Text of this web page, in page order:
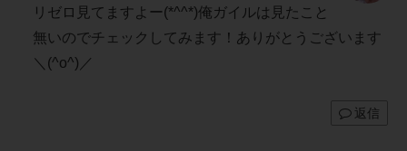
リゼロ見てますよー(*^^*)俺ガイルは見たこと
無いのでチェックしてみます！ありがとうございます
＼(^o^)／
返信